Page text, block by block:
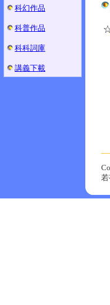
科幻作品
科普作品
科科詞庫
講義下載